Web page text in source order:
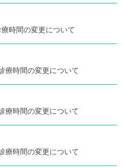
時間の変更について
療時間の変更について
療時間の変更について
療時間の変更について